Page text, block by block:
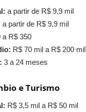
a partir de R$ 9,9 mil
a partir de R$ 9,9 mil
a R$ 350
R$ 70 mil a R$ 200 mil
3 a 24 meses
e Turismo
R$ 3,5 mil a R$ 50 mil